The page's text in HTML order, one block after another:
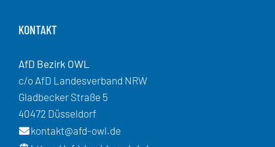
KONTAKT
AfD Bezirk OWL
c/o AfD Landesverband NRW
Gladbecker Straße 5
40472 Düsseldorf
kontakt@afd-owl.de